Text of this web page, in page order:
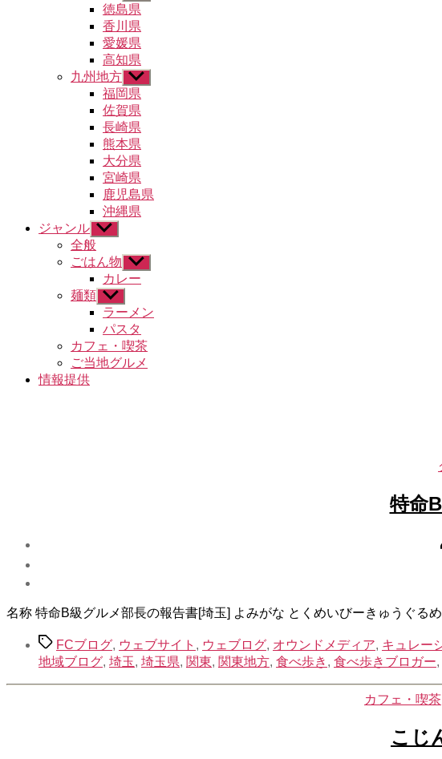
示
ブ
メ
ニ
ュ
ー
を
表
示
徳島県
香川県
愛媛県
高知県
九州地方 サ
ブ
メ
ニ
ュ
ー
を
表
示
福岡県
佐賀県
長崎県
熊本県
大分県
宮崎県
鹿児島県
沖縄県
ジャンル サ
ブ
メ
ュ
ー
を
表
示
全般
ごはん物 サ
ブ
ニ
ュ
ー
を
表
カレー
麺類 サ
ブ
メ
ュ
ー
ラーメン
パスタ
カフェ・喫茶
ご当地グルメ
情報提供
特命
名称 特命B級グルメ部長の報告書[埼玉] よみがな とくめいびーきゅうぐる
タ
グ
FCブログ, ウェブサイト , ウェブログ, オウンドメディア, キュレー
地域ブログ, 埼玉, 埼玉県, 関東, 関東地方, 食べ歩き , 食べ歩きブロガー,
カフェ・喫茶
こじ